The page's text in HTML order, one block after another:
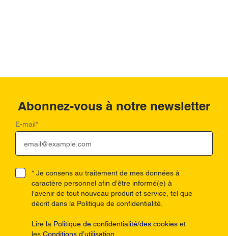
Abonnez-vous à notre newsletter
E-mail*
* Je consens au traitement de mes données à
caractère personnel afin d’être informé(e) à
l’avenir de tout nouveau produit et service, tel que
décrit dans la Politique de confidentialité.
Lire la Politique de confidentialité/des cookies et
les Conditions d’utilisation.